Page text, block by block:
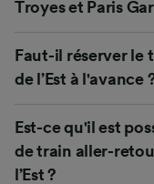
Troyes et Paris
Faut-il réserver le
de l’Est à l'avance
Est-ce qu'il est
de train aller-
l’Est ?